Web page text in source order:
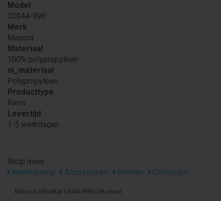
Model
03044-990
Merk
Mascot
Materiaal
100% polypropyleen
nl_materiaal
Polypropyleen
Producttype
Riem
Levertijd
1-5 werkdagen
Shop meer
Werkkleding
Accessoires Riemen Collecties
Mascot Gibraltar | 3044-990 | 09-zwart